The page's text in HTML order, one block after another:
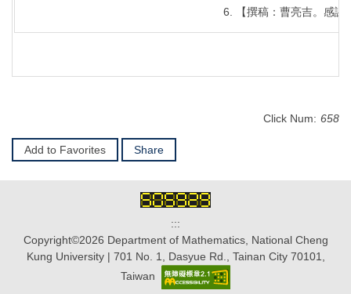
【撰稿：曹亮吉。感
Click Num: 658
Add to Favorites Share
:::
Copyright©2026 Department of Mathematics, National Cheng
Kung University | 701 No. 1, Dasyue Rd., Tainan City 70101,
Taiwan